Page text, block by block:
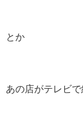
とか
あの店がテレビで